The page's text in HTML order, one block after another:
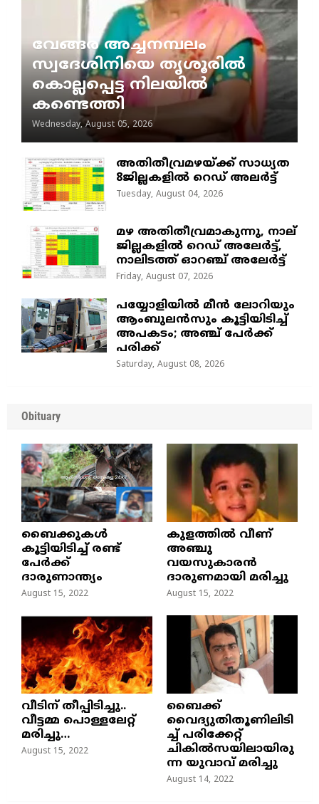
വേങ്ങര അച്ചനമ്പലം
സ്വദേശിനിയെ തൃശൂരിൽ
കൊല്ലപ്പെട്ട നിലയിൽ
കണ്ടെത്തി
Wednesday, August 05, 2026
അതിതീവ്രമഴയ്ക്ക് സാധ്യത
8ജില്ലകളിൽ റെഡ് അലർട്ട്
Tuesday, August 04, 2026
മഴ അതിതീവ്രമാകുന്നു, നാല്
ജില്ലകളില്‍ റെഡ് അലേര്‍ട്ട്‌,
നാലിടത്ത് ഓറഞ്ച് അലേർട്ട്
Friday, August 07, 2026
പയ്യോളിയിൽ മീൻ ലോറിയും
ആംബുലൻസും കൂട്ടിയിടിച്ച്
അപകടം; അഞ്ച് പേർക്ക്
പരിക്ക്
Saturday, August 08, 2026
Obituary
ബൈക്കുകൾ
കൂട്ടിയിടിച്ച് രണ്ട്
പേർക്ക്
ദാരുണാന്ത്യം
August 15, 2022
കുളത്തില്‍ വീണ്
അഞ്ചു
വയസുകാരന്‍
ദാരുണമായി മരിച്ചു
August 15, 2022
വീടിന് തീപ്പിടിച്ചു..
വീട്ടമ്മ പൊള്ളലേറ്റ്
മരിച്ചു…
August 15, 2022
ബൈക്ക്
വൈദ്യുതിതൂണിലിടി
ച്ച്‌ പരിക്കേറ്റ്
ചികില്‍സയിലായിരു
ന്ന യുവാവ് മരിച്ചു
August 14, 2022